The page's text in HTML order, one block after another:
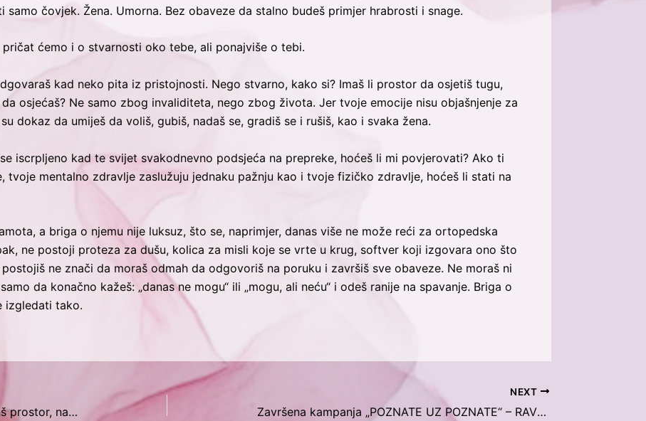
čovjek. Žena. Umorna. Bez obaveze da stalno budeš primjer hrabrosti i snage.
pričat ćemo i o stvarnosti oko tebe, ali ponajviše o tebi.
kad neko pita iz pristojnosti. Nego stvarno, kako si? Imaš li prostor da osjetiš tugu,
osjećaš? Ne samo zbog invaliditeta, nego zbog života. Jer tvoje emocije nisu objašnjenje za
dokaz da umiješ da voliš, gubiš, nadaš se, gradiš se i rušiš, kao i svaka žena.
iscrpljeno kad te svijet svakodnevno podsjeća na prepreke, hoćeš li mi povjerovati? Ako ti
tvoje mentalno zdravlje zaslužuju jednaku pažnju kao i tvoje fizičko zdravlje, hoćeš li stati na
a briga o njemu nije luksuz, što se, naprimjer, danas više ne može reći za ortopedska
ne postoji proteza za dušu, kolica za misli koje se vrte u krug, softver koji izgovara ono što
ne znači da moraš odmah da odgovoriš na poruku i završiš sve obaveze. Ne moraš ni
da konačno kažeš: „danas ne mogu“ ili „mogu, ali neću“ i odeš ranije na spavanje. Briga o
izgledati tako.
Forum žena s invaliditetom u Neumu: naš prostor, naše teme, naša mreža
NEXT
Završena kampanja „POZNATE UZ POZNATE“ – RAVNOPRAVNO ZA SVE NAS